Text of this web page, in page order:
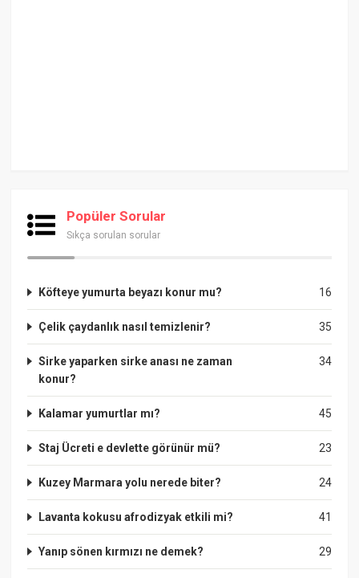
Popüler Sorular
Sıkça sorulan sorular
16
Köfteye yumurta beyazı konur mu?
35
Çelik çaydanlık nasıl temizlenir?
34
Sirke yaparken sirke anası ne zaman
konur?
45
Kalamar yumurtlar mı?
23
Staj Ücreti e devlette görünür mü?
24
Kuzey Marmara yolu nerede biter?
41
Lavanta kokusu afrodizyak etkili mi?
29
Yanıp sönen kırmızı ne demek?